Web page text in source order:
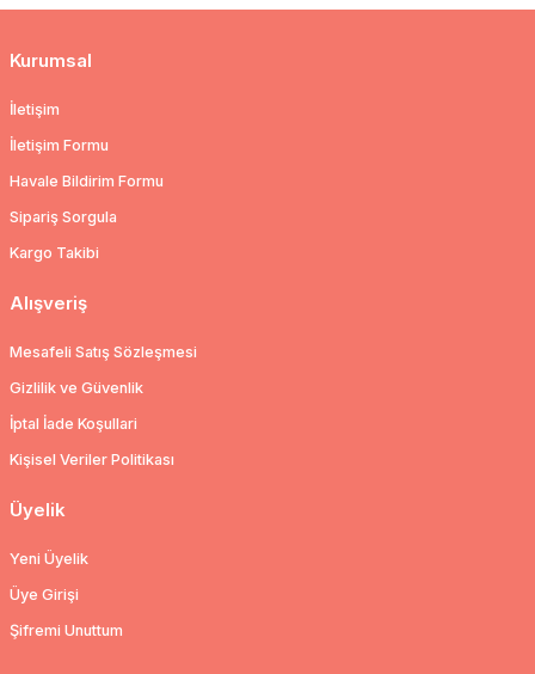
Kurumsal
İletişim
İletişim Formu
Havale Bildirim Formu
Sipariş Sorgula
Kargo Takibi
Alışveriş
Mesafeli Satış Sözleşmesi
Gizlilik ve Güvenlik
İptal İade Koşullari
Kişisel Veriler Politikası
Üyelik
Yeni Üyelik
Üye Girişi
Şifremi Unuttum